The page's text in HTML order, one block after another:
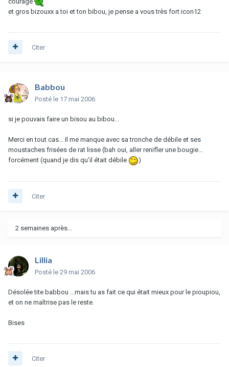
et gros bizouxx a toi et ton bibou, je pense a vous très fort icon12
Citer
Babbou
Posté le 17 mai 2006
si je pouvais faire un bisou au bibou...
Merci en tout cas... Il me manque avec sa tronche de débile et ses
moustaches frisées de rat lisse (bah oui, aller renifler une bougie...
forcément (quand je dis qu'il était débile
)
Citer
2 semaines après...
Lillia
Posté le 29 mai 2006
Désolée tite babbou ...mais tu as fait ce qui était mieux pour le pioupiou,
et on ne maîtrise pas le reste.
Bises
Citer